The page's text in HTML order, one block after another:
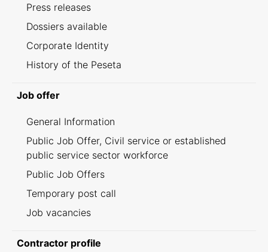
Press releases
Dossiers available
Corporate Identity
History of the Peseta
Job offer
General Information
Public Job Offer, Civil service or established
public service sector workforce
Public Job Offers
Temporary post call
Job vacancies
Contractor profile